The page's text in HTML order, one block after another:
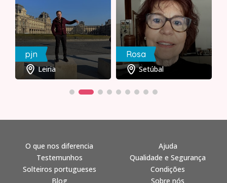
pjn
Leiria
Rosa
Setúbal
O que nos diferencia
Testemunhos
Solteiros portugueses
Blog
Ajuda
Qualidade e Segurança
Condições
Sobre nós